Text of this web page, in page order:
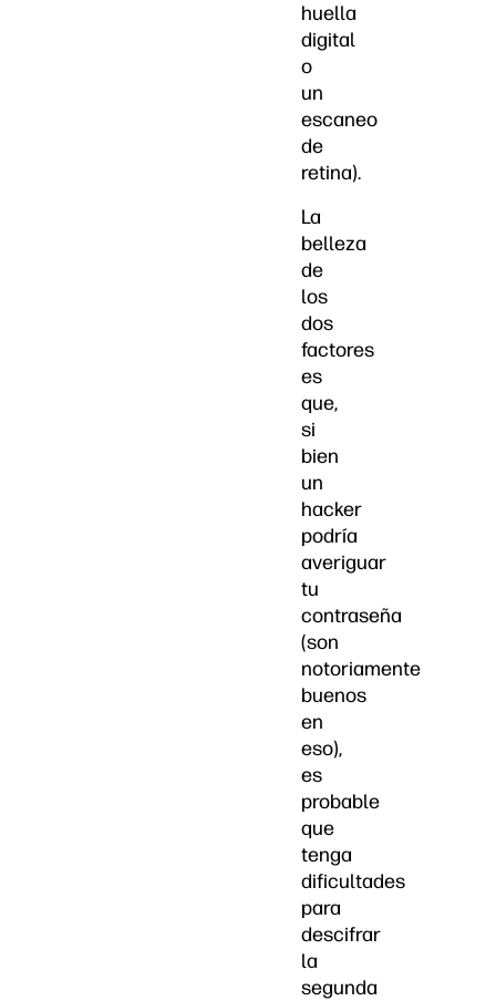
huella
digital
o
un
escaneo
de
retina).
La
belleza
de
los
dos
factores
es
que,
si
bien
un
hacker
podría
averiguar
tu
contraseña
(son
notoriamente
buenos
en
eso),
es
probable
que
tenga
dificultades
para
descifrar
la
segunda